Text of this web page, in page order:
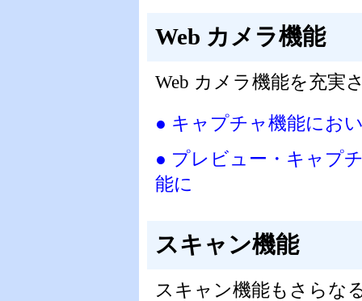
Web カメラ機能
Web カメラ機能を充実
● キャプチャ機能にお
● プレビュー・キャプ
能に
スキャン機能
スキャン機能もさらな